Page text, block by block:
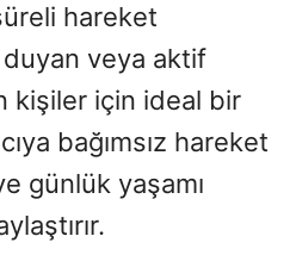
hareket
veya aktif
kişiler için ideal bir
bağımsız hareket
günlük yaşamı